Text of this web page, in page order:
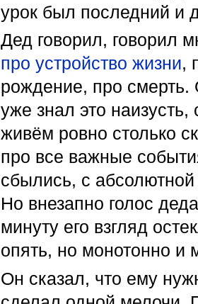
урок был последний и
Дед говорил, говорил
про устройство жизни,
рождение, про смерть.
уже знал это
живём ровно столько
про все важные
сбылись, с
Но внезапно голос
минуту его взгляд
опять, но монотонно и
Он сказал, что ему